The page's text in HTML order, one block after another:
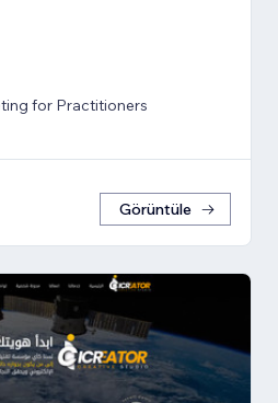
for Practitioners
Görüntüle